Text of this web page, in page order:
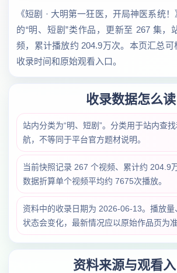
《短剧 · 大明第一狂医，开局神医系统
的“明、短剧”类作品，更新至 267 集，
频，累计播放约 204.9万次。本页汇总可
收录时间和原始观看入口。
收录数据怎么读
站内分类为“明、短剧”。分类用于站内查
航，不等同于平台官方题材说明。
当前快照记录 267 个视频、累计约 204.9
数据折算单个视频平均约 7675次播放。
资料中的收录日期为 2026-06-13。播放量
状态会变化，最新情况应以原始作品页为准
资料来源与观看入